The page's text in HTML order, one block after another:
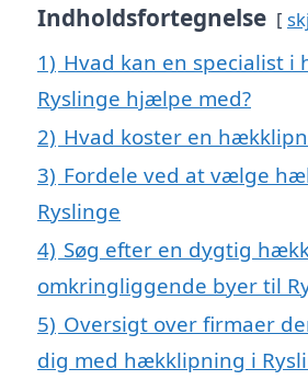
Indholdsfortegnelse
1) Hvad kan en specialist
Ryslinge hjælpe med?
2) Hvad koster en
3) Fordele ved at vælge
Ryslinge
4) Søg efter en dygtig
omkringliggende byer til
5) Oversigt over firmaer
dig med hækklipning i